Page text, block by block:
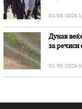
03/08/2026
Дунав
за речиси
02/08/2026